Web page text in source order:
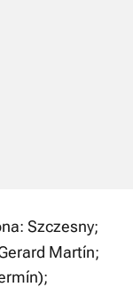
Szczesny;
Martín;